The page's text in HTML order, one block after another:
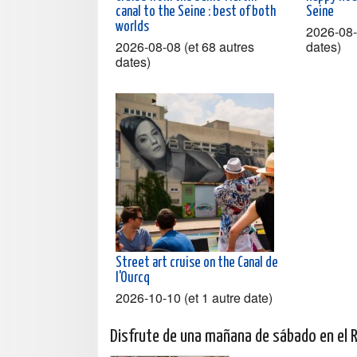
canal to the Seine : best of both
worlds
2026-08-08 (et 68 autres
dates)
Seine
2026-
dates)
Street art cruise on the Canal de
l'Ourcq
2026-10-10 (et 1 autre date)
Disfrute de una mañana de sábado en el